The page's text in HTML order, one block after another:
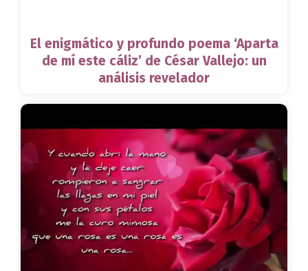
El enigmático y profundo poema ‘Aparta
de mí este cáliz’ de César Vallejo: un
análisis revelador